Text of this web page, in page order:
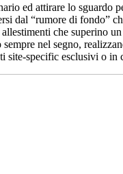
ed attirare lo sguardo
dal “rumore di fondo”
che superino
sempre nel segno,
site-specific esclusivi o in